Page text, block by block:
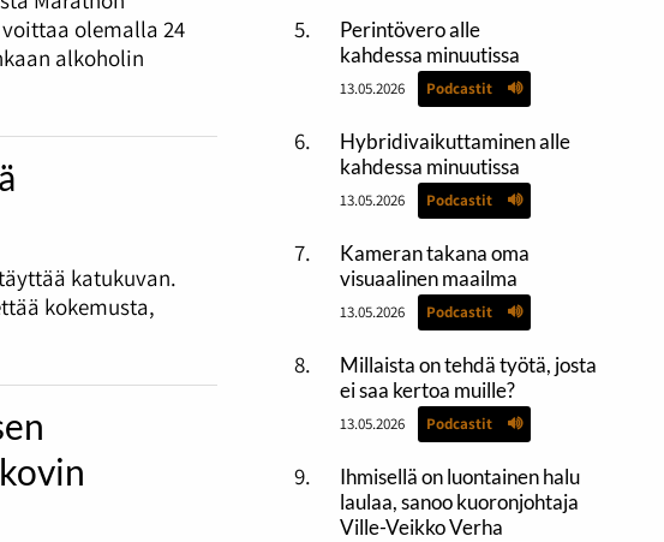
olemalla 24
alkoholin
katukuvan.
kokemusta,
Perintövero alle
kahdessa minuutissa
13.05.2026 Podcastit
Hybridivaikuttaminen alle
kahdessa minuutissa
13.05.2026 Podcastit
Kameran takana oma
visuaalinen maailma
13.05.2026 Podcastit
Millaista on tehdä työtä, josta
ei saa kertoa muille?
13.05.2026 Podcastit
Ihmisellä on luontainen halu
laulaa, sanoo kuoronjohtaja
Ville-Veikko Verha